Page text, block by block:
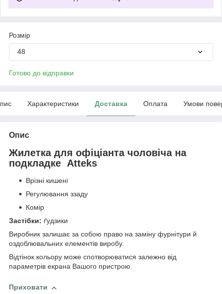
Розмір
48
Готово до відправки
Характеристики Доставка Оплата Умови
Опис
Жилетка для офіціанта чоловіча на
подкладке Atteks
Врізні кишені
Регулювання ззаду
Комір
Застібки: ґудзики
Виробник залишає за собою право на заміну фурнітури й
оздоблювальних елементів виробу.
Відтінок кольору може спотворюватися залежно від
параметрів екрана Вашого пристрою.
Приховати